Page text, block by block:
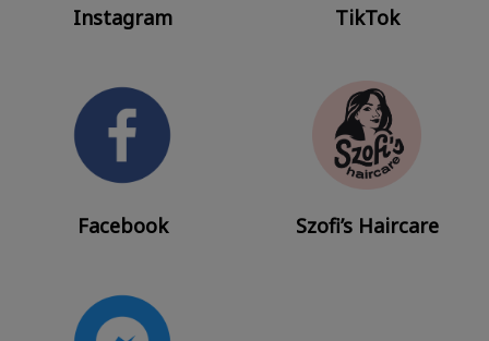
Instagram TikTok
Facebook Szofi’s Haircare